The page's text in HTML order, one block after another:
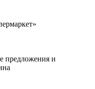
предложения и